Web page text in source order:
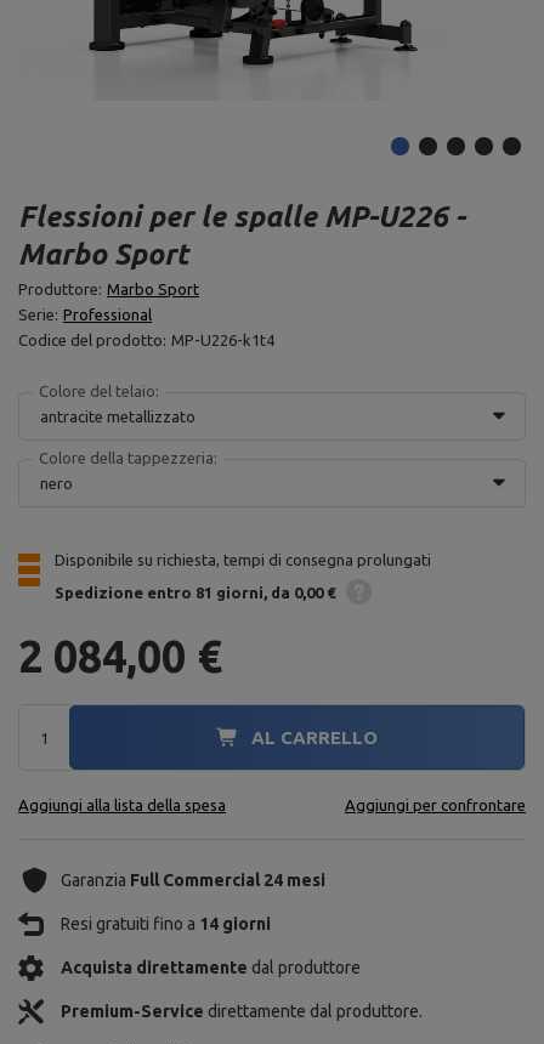
Flessioni per le spalle MP-U226 -
Marbo Sport
Produttore: Marbo Sport
Serie: Professional
Codice del prodotto: MP-U226-k1t4
Colore del telaio:
antracite metallizzato
Colore della tappezzeria:
nero
Disponibile su richiesta, tempi di consegna prolungati
Spedizione entro 81 giorni da 0,00 €
2 084,00 €
AL CARRELLO
Aggiungi alla lista della spesa Aggiungi per confrontare
Garanzia Full Commercial 24 mesi
Resi gratuiti fino a 14 giorni
Acquista direttamente dal produttore
Premium-Service direttamente dal produttore.